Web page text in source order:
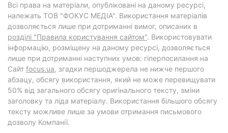
Всі права на матеріали, опубліковані на даному ресурсі,
належать ТОВ "ФОКУС МЕДІА". Використання матеріалів
дозволяється лише при дотриманні вимог, описаних в
розділі "Правила користування сайтом". Використовувати
інформацію, розміщену на даному ресурсі, дозволяється
лише при дотриманні наступних умов: гіперпосилання на
Cайт focus.ua, згадки першоджерела не нижче першого
абзацу, обсягу використання, який не може перевищувати
50% від загального обсягу оригінального тексту, зміни
заголовку та ліда матеріалу. Використання більшого обсягу
тексту можливе лише за умови отримання письмового
дозволу Компанії.